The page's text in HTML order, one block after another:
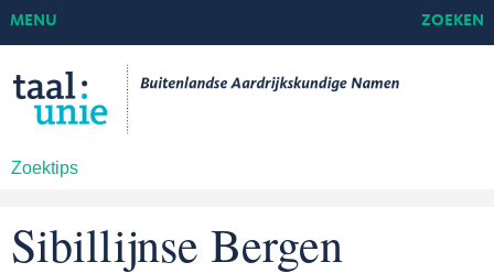
Zoektips
MENU ZOEKEN
Sibillijnse Bergen